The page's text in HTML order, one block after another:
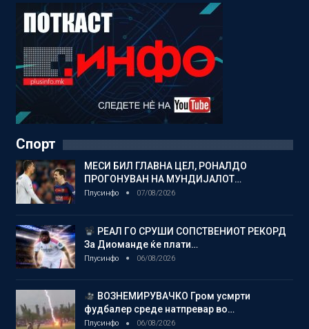
Спорт
МЕСИ БИЛ ГЛАВНА ЦЕЛ, РОНАЛДО
ПРОГОНУВАН НА МУНДИЈАЛОТ…
Плусинфо 07/08/2026
РЕАЛ ГО СРУШИ СОПСТВЕНИОТ РЕКОРД
За Диоманде ќе плати…
Плусинфо 06/08/2026
ВОЗНЕМИРУВАЧКО Гром усмрти
фудбалер среде натпревар во…
Плусинфо 06/08/2026